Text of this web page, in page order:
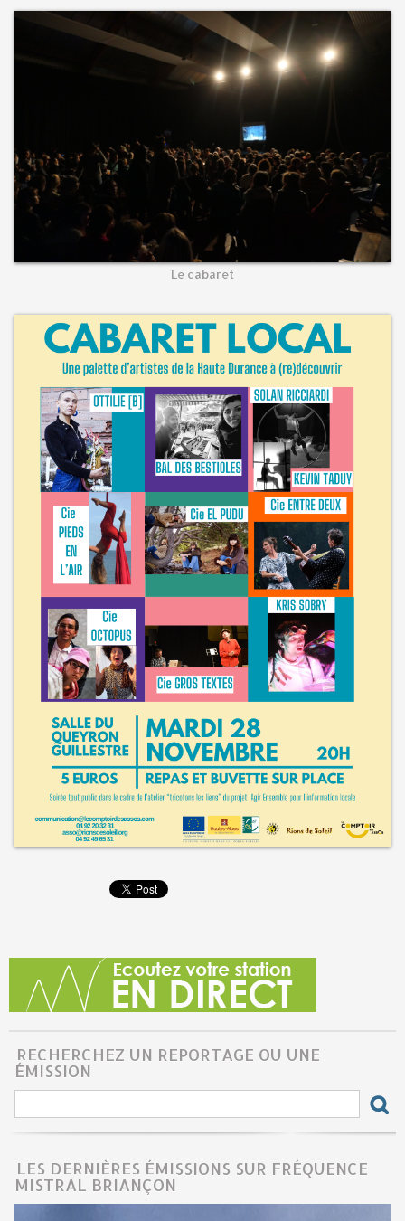
Le cabaret
RECHERCHEZ UN REPORTAGE OU UNE
ÉMISSION
LES DERNIÈRES ÉMISSIONS SUR FRÉQUENCE
MISTRAL BRIANÇON